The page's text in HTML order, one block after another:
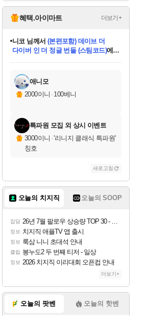
혜택.아이마트 더보기+
교환.
당첨되셨습니다.
니코님께서 (본편포함) 데이브 더
다이버 인 더 정글 번들 (스팀코드)에
당첨되셨습니다.
당첨되셨습니다.
당첨되셨습니다.
당첨되셨습니다.
당첨되셨습니다.
에디션 (스팀코드)
당첨되셨습니다.
애니모
2000이니 · 100베니
특파원 모집 외 상시 이벤트
3000이니 ·'리니지 클래식 특파원'
칭호
새로고침
오늘의 치지직 오늘의 SOOP
잡담 26년 7월 팔로우 상승량 TOP 30 - 월간 치지직
정보 치지직 애플TV 앱 출시
정보 룩삼 니니 초대석 안내
클립 봉누도2 두 번째 티저 - 일상
정보 2026 치지직 이리대회 오픈컵 안내
더보기+
오늘의 팟벤 오늘의 핫벤